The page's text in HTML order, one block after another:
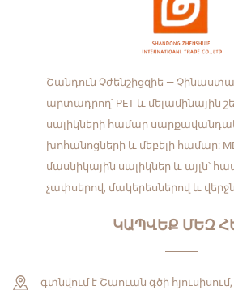
Շանդուն Չժենշիցզիե —
արտադրող՝ PET և մելամինային
սալիկների համար
խոհանոցների և մեբելի համար:
մասնիկային սալիկներ և այլն՝
չափսերով, մակերեսներով և
ԿԱՊՎԵՔ ՄԵԶ
գտնվում է Շաուան գծի